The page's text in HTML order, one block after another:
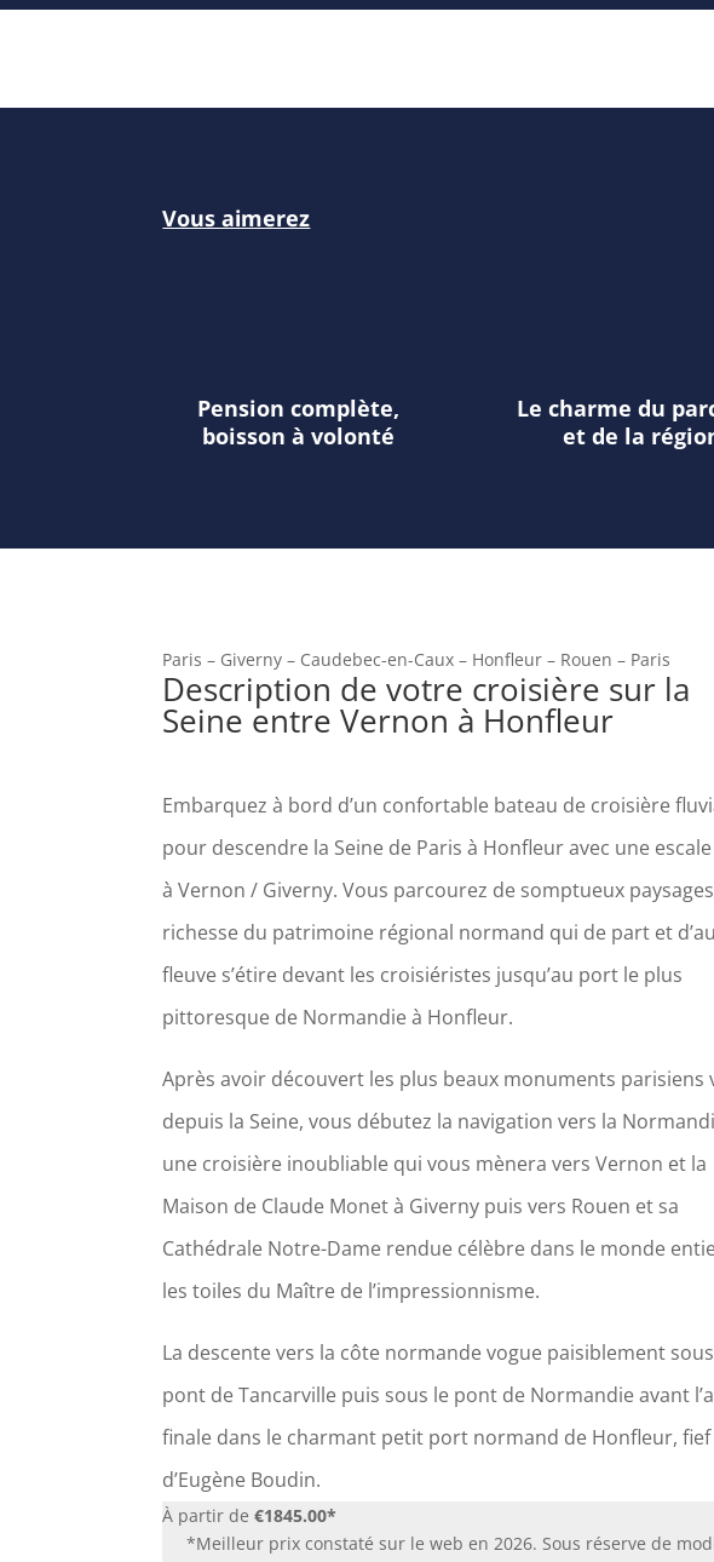
Vous aimerez
Pension complète,
boisson à volonté
Le charme du
et de la
Paris – Giverny – Caudebec-en-Caux – Honfleur – Rouen – Paris
Description de votre croisière sur la
Seine entre Vernon à Honfleur
Embarquez à bord d’un confortable bateau de croisière
pour descendre la Seine de Paris à Honfleur avec une
à Vernon / Giverny. Vous parcourez de somptueux
richesse du patrimoine régional normand qui de part et
fleuve s’étire devant les croisiéristes jusqu’au port le plus
pittoresque de Normandie à Honfleur.
Après avoir découvert les plus beaux monuments parisiens
depuis la Seine, vous débutez la navigation vers la
une croisière inoubliable qui vous mènera vers Vernon et la
Maison de Claude Monet à Giverny puis vers Rouen et sa
Cathédrale Notre-Dame rendue célèbre dans le monde
les toiles du Maître de l’impressionnisme.
La descente vers la côte normande vogue paisiblement
pont de Tancarville puis sous le pont de Normandie avant
finale dans le charmant petit port normand de Honfleur, fief
d’Eugène Boudin.
À partir de€1845.00*
*Meilleur prix constaté sur le web en 2026. Sous réserve de